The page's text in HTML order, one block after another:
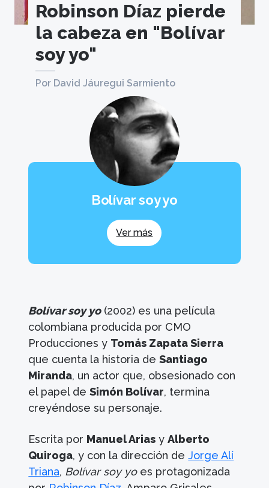
Robinson Díaz pierde
la cabeza en "Bolívar
soy yo"
Por David Jáuregui Sarmiento
Bolívar soy yo
Ver más
Bolívar soy yo(2002) es una película
colombiana producida por CMO
Producciones y Tomás Zapata Sierra
que cuenta la historia deSantiago
Miranda, un actor que, obsesionado con
el papel deSimón Bolívar, termina
creyéndose su personaje.
Escrita por Manuel Arias yAlberto
Quiroga, y con la dirección deJorge Alí
Triana, Bolívar soy yoes protagonizada